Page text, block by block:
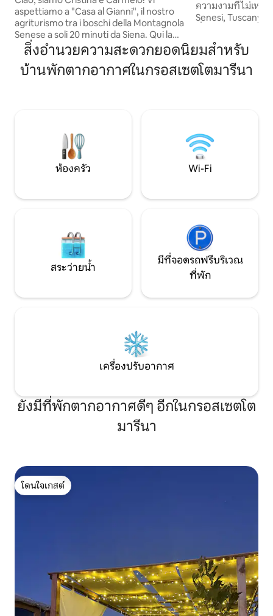
aspettiamo a "Casa al Gianni", il nostro
agriturismo tra i boschi della Montagnola
Senese a soli 20 minuti da Siena. Qui la
vita rallenta: Solo il profumo della terra, il
canto degli uccelli e la simpatia dei nostri
animali. È un invito a riscoprire la bellezza
ความงามที่ไม่เหมื
Senesi, Tuscany ที่พักที่มีสระว่ายน้ำและวิว
คู่รักหรือครอบครั
พักผ่อนที่ผ่อนคลาย ทำเลเหมาะสำหรับ
สำรวจพื้นที่ใกล้เคี
ชนบททัสคานีเยี่ย
สิ่งอำนวยความสะดวกยอดนิยมสำหรับ
บ้านพักตากอากาศในกรอสเซตโตมารีนา
ห้องครัว Wi-Fi
สระว่ายน้ำ
มีที่จอดรถฟรีบริเวณ
ที่พัก
เครื่องปรับอากาศ
ยังมีที่พักตากอากาศดีๆ อีกในกรอสเซตโต
มารีนา
โดนใจเกสต์
โดนใจเกสต์